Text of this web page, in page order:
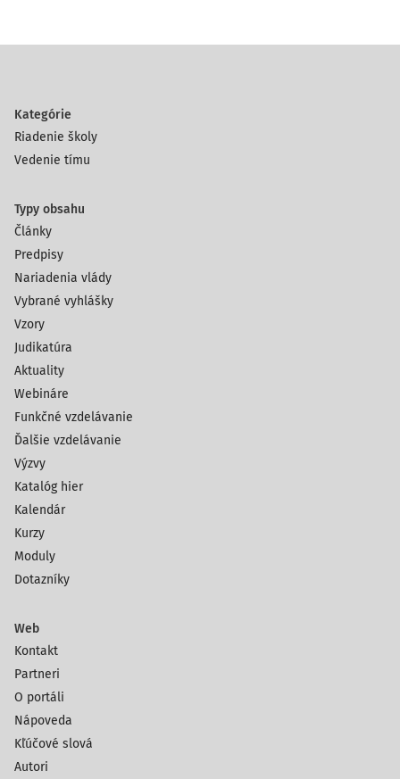
Kategórie
Riadenie školy
Vedenie tímu
Typy obsahu
Články
Predpisy
Nariadenia vlády
Vybrané vyhlášky
Vzory
Judikatúra
Aktuality
Webináre
Funkčné vzdelávanie
Ďalšie vzdelávanie
Výzvy
Katalóg hier
Kalendár
Kurzy
Moduly
Dotazníky
Web
Kontakt
Partneri
O portáli
Nápoveda
Kľúčové slová
Autori